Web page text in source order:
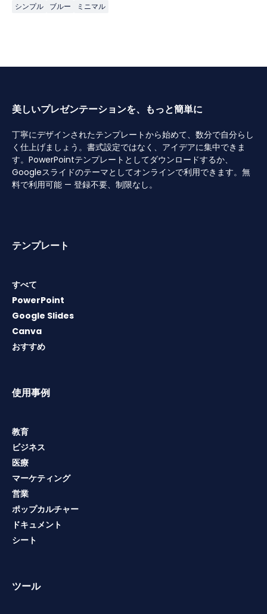
シンプル ブルー ミニマル
美しいプレゼンテーションを、もっと簡単に
丁寧にデザインされたテンプレートから始めて、数分で自分らし
く仕上げましょう。書式設定ではなく、アイデアに集中できま
す。PowerPointテンプレートとしてダウンロードするか、
Googleスライドのテーマとしてオンラインで利用できます。無
料で利用可能 — 登録不要、制限なし。
テンプレート
すべて
PowerPoint
Google Slides
Canva
おすすめ
使用事例
教育
ビジネス
医療
マーケティング
営業
ポップカルチャー
ドキュメント
シート
ツール